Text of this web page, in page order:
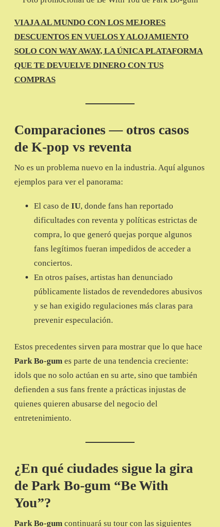
VIAJA AL MUNDO CON LOS MEJORES
DESCUENTOS EN VUELOS Y ALOJAMIENTO
SOLO CON WAY AWAY, LA ÚNICA PLATAFORMA
QUE TE DEVUELVE DINERO CON TUS
COMPRAS
Comparaciones — otros casos
de K-pop vs reventa
No es un problema nuevo en la industria. Aquí algunos
ejemplos para ver el panorama:
El caso de IU, donde fans han reportado
dificultades con reventa y políticas estrictas de
compra, lo que generó quejas porque algunos
fans legítimos fueran impedidos de acceder a
conciertos.
En otros países, artistas han denunciado
públicamente listados de revendedores abusivos
y se han exigido regulaciones más claras para
prevenir especulación.
Estos precedentes sirven para mostrar que lo que hace
Park Bo-gum es parte de una tendencia creciente:
idols que no solo actúan en su arte, sino que también
defienden a sus fans frente a prácticas injustas de
quienes quieren abusarse del negocio del
entretenimiento.
¿En qué ciudades sigue la gira
de Park Bo-gum “Be With
You”?
Park Bo-gum continuará su tour con las siguientes